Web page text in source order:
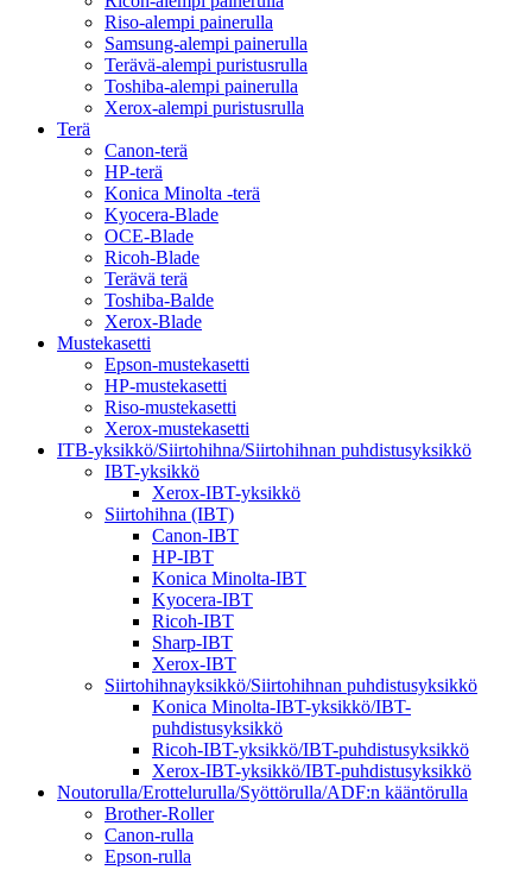
Riso-alempi painerulla
Samsung-alempi painerulla
Terävä-alempi puristusrulla
Toshiba-alempi painerulla
Xerox-alempi puristusrulla
Terä
Canon-terä
HP-terä
Konica Minolta -terä
Kyocera-Blade
OCE-Blade
Ricoh-Blade
Terävä terä
Toshiba-Balde
Xerox-Blade
Mustekasetti
Epson-mustekasetti
HP-mustekasetti
Riso-mustekasetti
Xerox-mustekasetti
ITB-yksikkö/Siirtohihna/Siirtohihnan puhdistusyksikkö
IBT-yksikkö
Xerox-IBT-yksikkö
Siirtohihna (IBT)
Canon-IBT
HP-IBT
Konica Minolta-IBT
Kyocera-IBT
Ricoh-IBT
Sharp-IBT
Xerox-IBT
Siirtohihnayksikkö/Siirtohihnan puhdistusyksikkö
Konica Minolta-IBT-yksikkö/IBT-
puhdistusyksikkö
Ricoh-IBT-yksikkö/IBT-puhdistusyksikkö
Xerox-IBT-yksikkö/IBT-puhdistusyksikkö
Noutorulla/Erottelurulla/Syöttörulla/ADF:n kääntörulla
Brother-Roller
Canon-rulla
Epson-rulla